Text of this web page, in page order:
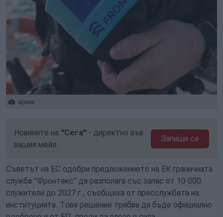
архив
Новините на "Сега" - директно във
вашия мейл.
Запиши се
Съветът на ЕС одобри предложението на ЕК граничната
служба "Фронтекс" да разполага със запас от 10 000
служители до 2027 г., съобщиха от пресслужбата на
институцията. Това решение трябва да бъде официално